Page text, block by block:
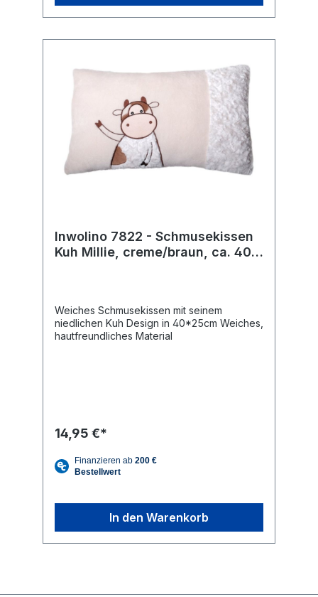
Plüsch. 100 % Polyester P
roduktabmessungen 30 x 30 x 12 cm
Inwolino 7822 - Schmusekissen
Kuh Millie, creme/braun, ca. 40 x
Weiches Schmusekissen mit seinem
niedlichen Kuh Design in 40*25cm Weiches,
14,95 €*
In den Warenkorb